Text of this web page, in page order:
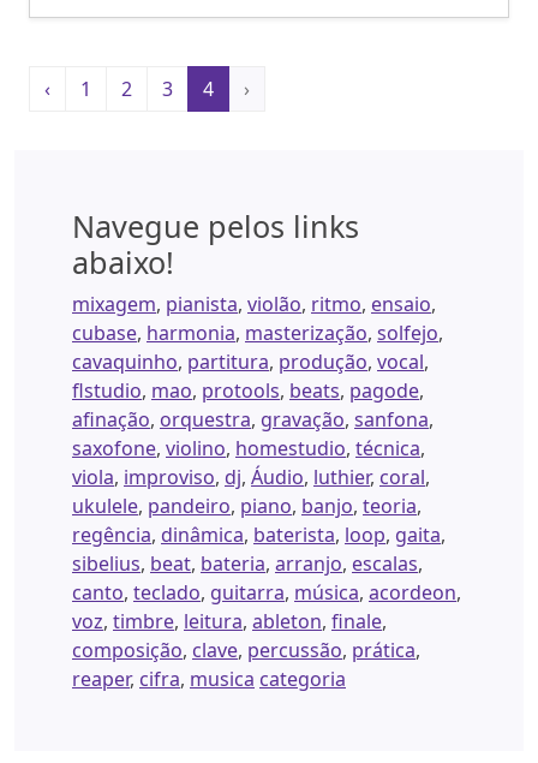
‹ 1 2 3 4 ›
Navegue pelos links
abaixo!
mixagem, pianista, violão, ritmo, ensaio,
cubase, harmonia, masterização, solfejo,
cavaquinho, partitura, produção, vocal,
flstudio, mao, protools, beats, pagode,
afinação, orquestra, gravação, sanfona,
saxofone, violino, homestudio, técnica,
viola, improviso, dj, Áudio, luthier, coral,
ukulele, pandeiro, piano, banjo, teoria,
regência, dinâmica, baterista, loop, gaita,
sibelius, beat, bateria, arranjo, escalas,
canto, teclado, guitarra, música, acordeon,
voz, timbre, leitura, ableton, finale,
composição, clave, percussão, prática,
reaper, cifra, musica categoria